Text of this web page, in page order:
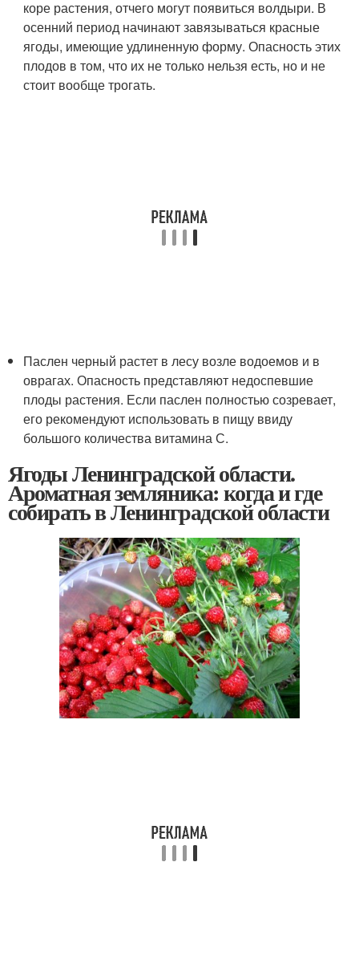
коре растения, отчего могут появиться волдыри. В
осенний период начинают завязываться красные
ягоды, имеющие удлиненную форму. Опасность этих
плодов в том, что их не только нельзя есть, но и не
стоит вообще трогать.
Паслен черный растет в лесу возле водоемов и в
оврагах. Опасность представляют недоспевшие
плоды растения. Если паслен полностью созревает,
его рекомендуют использовать в пищу ввиду
большого количества витамина С.
Ягоды Ленинградской области.
Ароматная земляника: когда и где
собирать в Ленинградской области